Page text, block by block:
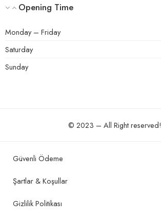
Opening Time
Monday – Friday
Saturday
Sunday
© 2023 – All Right reserved!
Güvenli Ödeme
Şartlar & Koşullar
Gizlilik Politikası